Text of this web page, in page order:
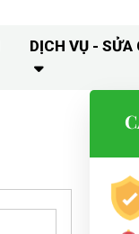
DỊCH VỤ - SỬA